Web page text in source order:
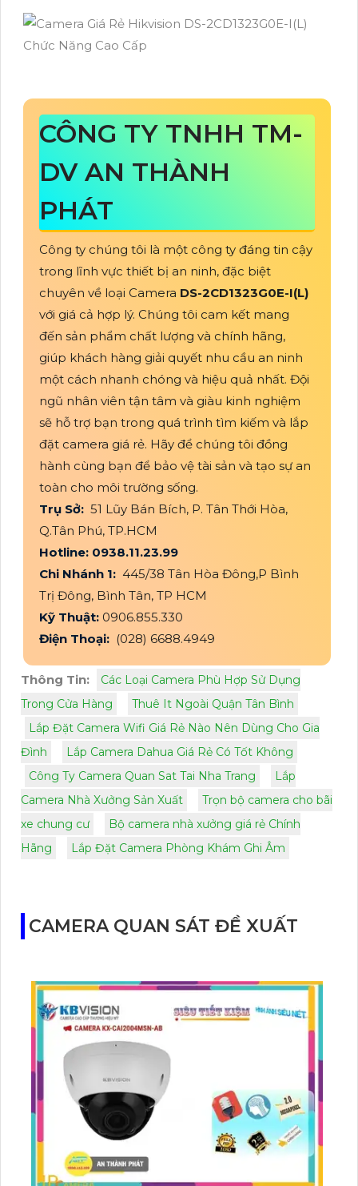
CÔNG TY TNHH TM-
DV AN THÀNH
PHÁT
Công ty chúng tôi là một công ty đáng tin cậy
trong lĩnh vực thiết bị an ninh, đặc biệt
chuyên về loại Camera DS-2CD1323G0E-I(L)
với giá cả hợp lý. Chúng tôi cam kết mang
đến sản phẩm chất lượng và chính hãng,
giúp khách hàng giải quyết nhu cầu an ninh
một cách nhanh chóng và hiệu quả nhất. Đội
ngũ nhân viên tận tâm và giàu kinh nghiệm
sẽ hỗ trợ bạn trong quá trình tìm kiếm và lắp
đặt camera giá rẻ. Hãy để chúng tôi đồng
hành cùng bạn để bảo vệ tài sản và tạo sự an
toàn cho môi trường sống.
Trụ Sở: 51 Lũy Bán Bích, P. Tân Thới Hòa,
Q.Tân Phú, TP.HCM
Hotline: 0938.11.23.99
Chi Nhánh 1: 445/38 Tân Hòa Đông,P Bình
Trị Đông, Bình Tân, TP HCM
Kỹ Thuật: 0906.855.330
Điện Thoại: (028) 6688.4949
Thông Tin:
Các Loại Camera Phù Hợp Sử Dụng
Trong Cửa Hàng
Thuê It Ngoài Quận Tân Bình
Lắp Đặt Camera Wifi Giá Rẻ Nào Nên Dùng Cho Gia
Đình
Lắp Camera Dahua Giá Rẻ Có Tốt Không
Công Ty Camera Quan Sat Tai Nha Trang
Lắp
Camera Nhà Xưởng Sản Xuất
Trọn bộ camera cho bãi
xe chung cư
Bộ camera nhà xưởng giá rẻ Chính
Hãng
Lắp Đặt Camera Phòng Khám Ghi Âm
CAMERA QUAN SÁT ĐỀ XUẤT